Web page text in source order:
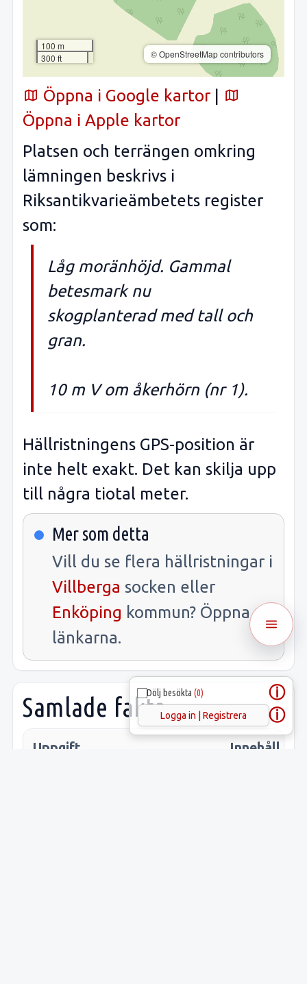
Dölj besökta (0) ⓘ
Logga in | Registrera ⓘ
100 m
300 ft
© OpenStreetMap contributors
Öppna i Google kartor |
Öppna i Apple kartor
Platsen och terrängen omkring
lämningen beskrivs i
Riksantikvarieämbetets register
som:
Låg moränhöjd. Gammal
betesmark nu
skogplanterad med tall och
gran.
10 m V om åkerhörn (nr 1).
Hällristningens GPS-position är
inte helt exakt. Det kan skilja upp
till några tiotal meter.
Mer som detta
Vill du se flera hällristningar i
Villberga socken eller
Enköping kommun? Öppna
länkarna.
Samlade fakta
Uppgift Innehåll